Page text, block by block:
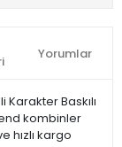
Yorumlar
Karakter Baskılı
kombinler
hızlı kargo